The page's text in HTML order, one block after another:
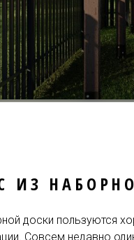
ИЗ
доски пользуются
Совсем недавно